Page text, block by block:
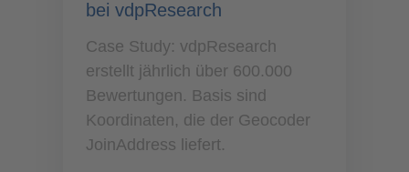
bei vdpResearch
Case Study: vdpResearch
erstellt jährlich über 600.000
Bewertungen. Basis sind
Koordinaten, die der Geocoder
JoinAddress liefert.